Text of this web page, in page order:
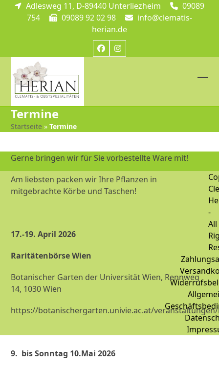
Skip
Adlesweg 11, D-89440 Unterliezheim
09089
754
09089 92 02 98
info@clematis-
herian.de
FacebookInstagram
Termine
Startseite »Termine
Gerne bringen wir für Sie vorbestellte Ware mit!
Am liebsten packen wir Ihre Pflanzen in
mitgebrachte Körbe und Taschen!
17.-19. April 2026
Raritätenbörse Wien
Botanischer Garten der Universität Wien, Rennweg
14, 1030 Wien
https://botanischergarten.univie.ac.at/
9. bis Sonntag 10.Mai 2026
-
All